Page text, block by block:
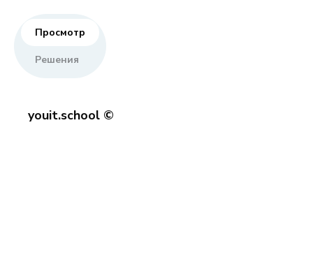
Просмотр
Решения
youit.school ©